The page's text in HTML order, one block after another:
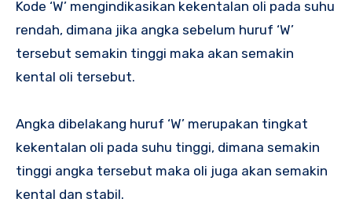
Kode ‘W’ mengindikasikan kekentalan oli pada suhu
rendah, dimana jika angka sebelum huruf ‘W’
tersebut semakin tinggi maka akan semakin
kental oli tersebut.
Angka dibelakang huruf ‘W’ merupakan tingkat
kekentalan oli pada suhu tinggi, dimana semakin
tinggi angka tersebut maka oli juga akan semakin
kental dan stabil.